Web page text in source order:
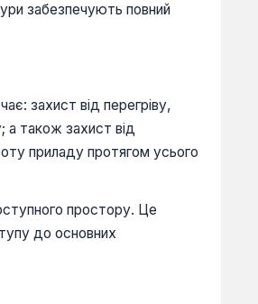
забезпечують повний
захист від перегріву,
а також захист від
приладу протягом усього
простору. Це
до основних